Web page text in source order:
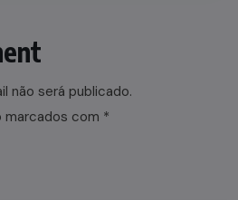
não será publicado.
marcados com *